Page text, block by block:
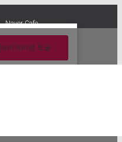
Naver Cafe
내비게이션 토글